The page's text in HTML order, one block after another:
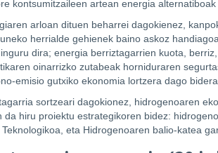
kontsumitzaileen artean energia alternatiboak
arloan dituen beharrei dagokienez,
herrialde gehienek baino askoz
dira; energia berriztagarrien kuota,
oinarrizko zutabeak horniduraren
emisio gutxiko ekonomia lortzera dago
sortzeari dagokionez, hidrogenoaren
da hiru proiektu estrategikoren bidez:
eta Hidrogenoaren balio-katea